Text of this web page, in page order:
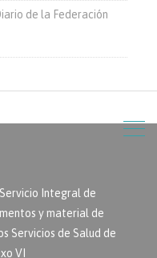
de la Federación
Servicio Integral de
y material de
Servicios de Salud de
VI